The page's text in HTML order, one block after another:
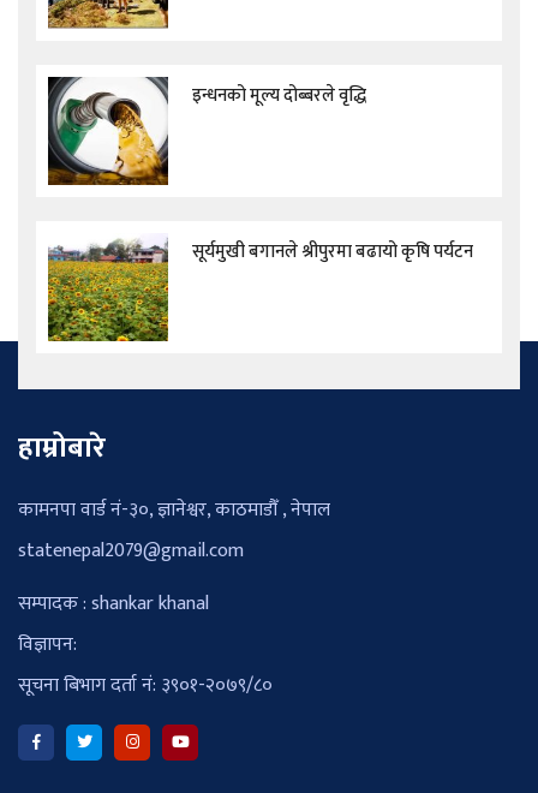
इन्धनको मूल्य दोब्बरले वृद्धि
सूर्यमुखी बगानले श्रीपुरमा बढायो कृषि पर्यटन
हाम्रोबारे
कामनपा वार्ड नं-३०, ज्ञानेश्वर, काठमाडौँ , नेपाल
statenepal2079@gmail.com
सम्पादक : shankar khanal
विज्ञापन:
सूचना बिभाग दर्ता नं: ३९०१-२०७९/८०